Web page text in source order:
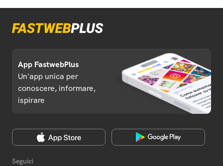
App FastwebPlus
Un'app unica per
conoscere, informare,
ispirare
Seguici